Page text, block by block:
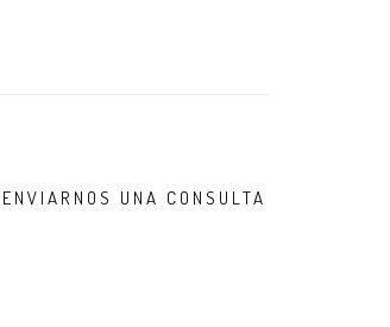
UNA CONSULTA